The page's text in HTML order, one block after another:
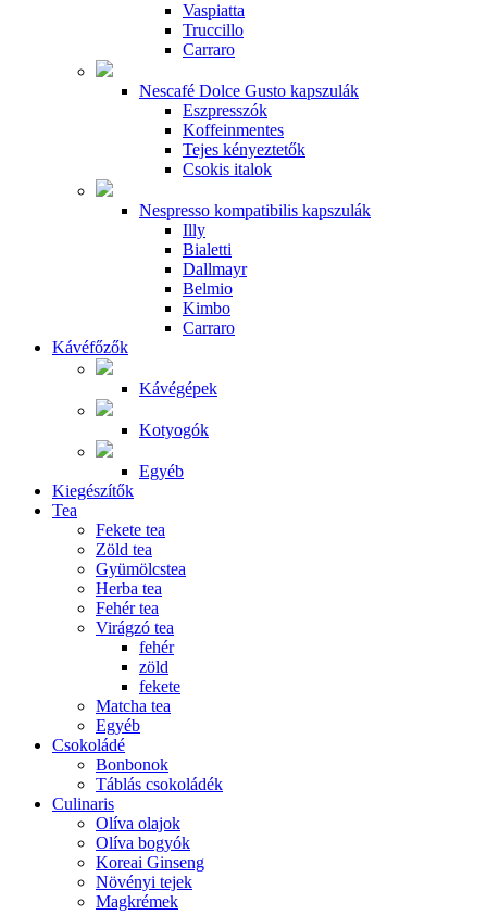
Vaspiatta
Truccillo
Carraro
Nescafé Dolce Gusto kapszulák
Eszpresszók
Koffeinmentes
Tejes kényeztetők
Csokis italok
Nespresso kompatibilis kapszulák
Illy
Bialetti
Dallmayr
Belmio
Kimbo
Carraro
Kávéfőzők
Kávégépek
Kotyogók
Egyéb
Kiegészítők
Tea
Fekete tea
Zöld tea
Gyümölcstea
Herba tea
Fehér tea
Virágzó tea
fehér
zöld
fekete
Matcha tea
Egyéb
Csokoládé
Bonbonok
Táblás csokoládék
Culinaris
Olíva olajok
Olíva bogyók
Koreai Ginseng
Növényi tejek
Magkrémek